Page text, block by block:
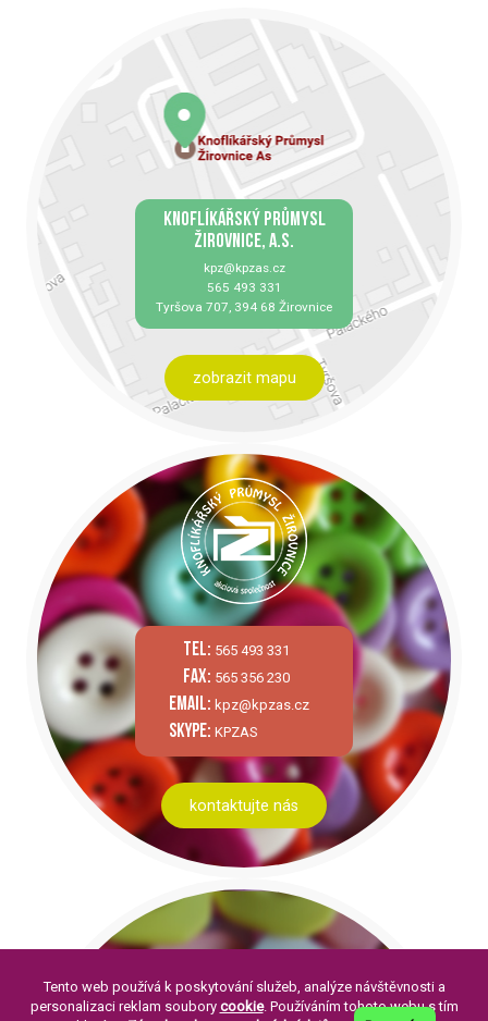
KNOFLÍKÁŘSKÝ PRŮMYSL
ŽIROVNICE, A.S.
kpz@kpzas.cz
565 493 331
Tyršova 707, 394 68 Žirovnice
zobrazit mapu
tel: 565 493 331
fax: 565 356 230
email: kpz@kpzas.cz
skype: KPZAS
kontaktujte nás
Tento web používá k poskytování služeb, analýze návštěvnosti a
personalizaci reklam soubory cookie. Používáním tohoto webu s tím